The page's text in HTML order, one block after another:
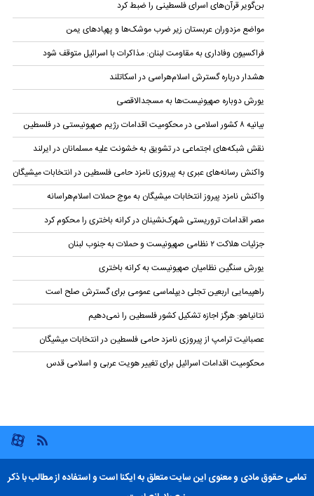
بن‌گویر قرآن‌های اسرای فلسطینی را ضبط کرد
مواضع مزدوران عربستان زیر ضرب موشک‌ها و پهپادهای یمن
فراکسیون وفاداری به مقاومت لبنان: مذاکرات با اسرائیل متوقف شود
هشدار درباره گسترش اسلام‌هراسی در اسکاتلند
یورش دوباره صهیونیست‌ها به مسجدالاقصی
بیانیه ۸ کشور اسلامی در محکومیت اقدامات رژیم صهیونیستی در فلسطین
نقش شبکه‌های اجتماعی در تشویق به خشونت علیه مسلمانان در ایرلند
واکنش رسانه‌های عبری به پیروزی نامزد حامی فلسطین در انتخابات میشیگان
واکنش نامزد پیروز انتخابات میشیگان به موج حملات اسلام‌هراسانه
مصر اقدامات تروریستی شهرک‌نشینان در کرانه باختری را محکوم کرد
جزئیات هلاکت ۲ نظامی صهیونیست و حملات به جنوب لبنان
یورش سنگین نظامیان صهیونیست به کرانه باختری
راهپیمایی اربعین تجلی دیپلماسی عمومی برای گسترش صلح است
نتانیاهو: هرگز اجازه تشکیل کشور فلسطین را نمی‌دهیم
عصبانیت ترامپ از پیروزی نامزد حامی فلسطین در انتخابات میشیگان
محکومیت اقدامات اسرائیل برای تغییر هویت عربی و اسلامی قدس
تمامی حقوق مادی و معنوی این سایت متعلق به ایکنا است و استفاده از مطالب با ذکر